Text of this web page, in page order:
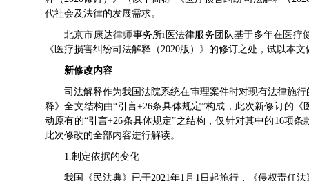
代社会及法律的发展需求。
北京市康达律师事务所i医法律服务团队基于多年在医疗
《医疗损害纠纷司法解释（2020版）》的修订之处，试以本
新修改内容
司法解释作为我国法院系统在审理案件时对现有法律施
释》全文结构由“引言+26条具体规定”构成，此次新修订的
动原有的“引言+26条具体规定”之结构，仅针对其中的16项
此次修改的全部内容进行解读。
1.制定依据的变化
我国《民法典》已于2021年1月1日起施行，《侵权责任